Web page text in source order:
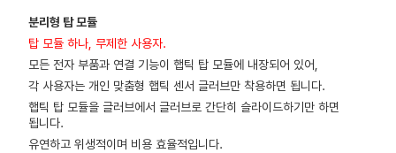
분리형 탑 모듈
탑 모듈 하나, 무제한 사용자.
모든 전자 부품과 연결 기능이 햅틱 탑 모듈에 내장되어 있어,
각 사용자는 개인 맞춤형 햅틱 센서 글러브만 착용하면 됩니다.
햅틱 탑 모듈을 글러브에서 글러브로 간단히 슬라이드하기만 하면
됩니다.
유연하고 위생적이며 비용 효율적입니다.